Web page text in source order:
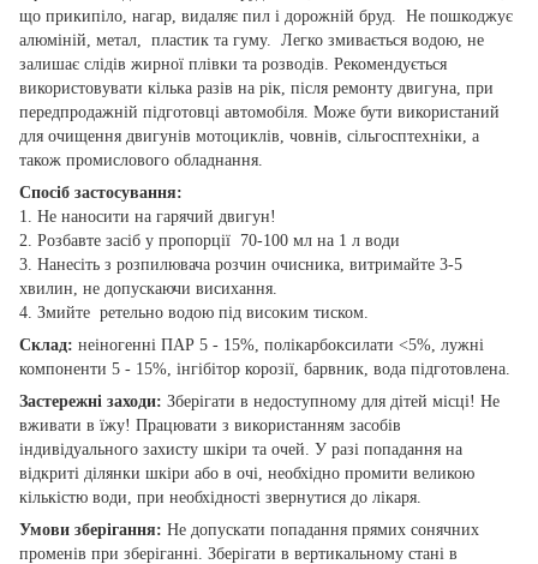
що прикипіло, нагар, видаляє пил і дорожній бруд. Не пошкоджує
алюміній, метал, пластик та гуму. Легко змивається водою, не
залишає слідів жирної плівки та розводів. Рекомендується
використовувати кілька разів на рік, після ремонту двигуна, при
передпродажній підготовці автомобіля. Може бути використаний
для очищення двигунів мотоциклів, човнів, сільгосптехніки, а
також промислового обладнання.
Спосіб застосування:
1. Не наносити на гарячий двигун!
2. Розбавте засіб у пропорції 70-100 мл на 1 л води
3. Нанесіть з розпилювача розчин очисника, витримайте 3-5
хвилин, не допускаючи висихання.
4. Змийте ретельно водою під високим тиском.
Склад: неіногенні ПАР 5 - 15%, полікарбоксилати <5%, лужні
компоненти 5 - 15%, інгібітор корозії, барвник, вода підготовлена.
Заcтережні заходи: Зберігати в недоступному для дітей місці! Не
вживати в їжу! Працювати з використанням засобів
індивідуального захисту шкіри та очей. У разі попадання на
відкриті ділянки шкіри або в очі, необхідно промити великою
кількістю води, при необхідності звернутися до лікаря.
Умови зберігання: Не допускати попадання прямих сонячних
променів при зберіганні. Зберігати в вертикальному стані в